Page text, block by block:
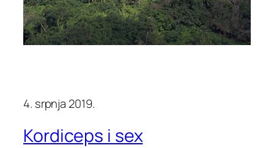
4. srpnja 2019.
Kordiceps i sex